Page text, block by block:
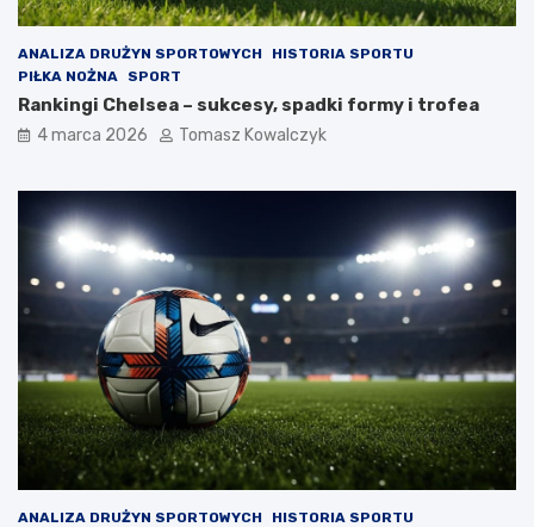
ANALIZA DRUŻYN SPORTOWYCH
HISTORIA SPORTU
PIŁKA NOŻNA
SPORT
Rankingi Chelsea – sukcesy, spadki formy i trofea
4 marca 2026 Tomasz Kowalczyk
ANALIZA DRUŻYN SPORTOWYCH
HISTORIA SPORTU